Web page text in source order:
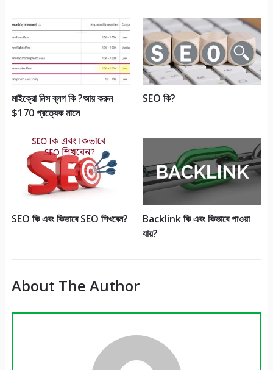
মাইক্রো নিস ব্লগ কি ?আয় করুন
$170 প্রত্যেক মাসে
SEO কি?
SEO কি এবং কিভাবে SEO শিখবেন?
Backlink কি এবং কিভাবে পাওয়া
যায়?
About The Author